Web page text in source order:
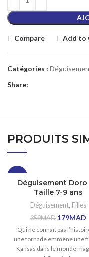
Compare Add to
Catégories :
Share:
PRODUITS
Déguisement
Taille 7-9 ans
Déguisement, Filles
359MAD 179MAD
Qui ne connaît pas
une tornade emmène une
Kansas dans le monde